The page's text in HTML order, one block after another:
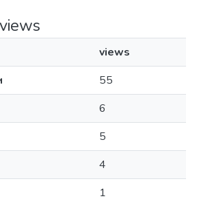
views
55
6
5
4
1